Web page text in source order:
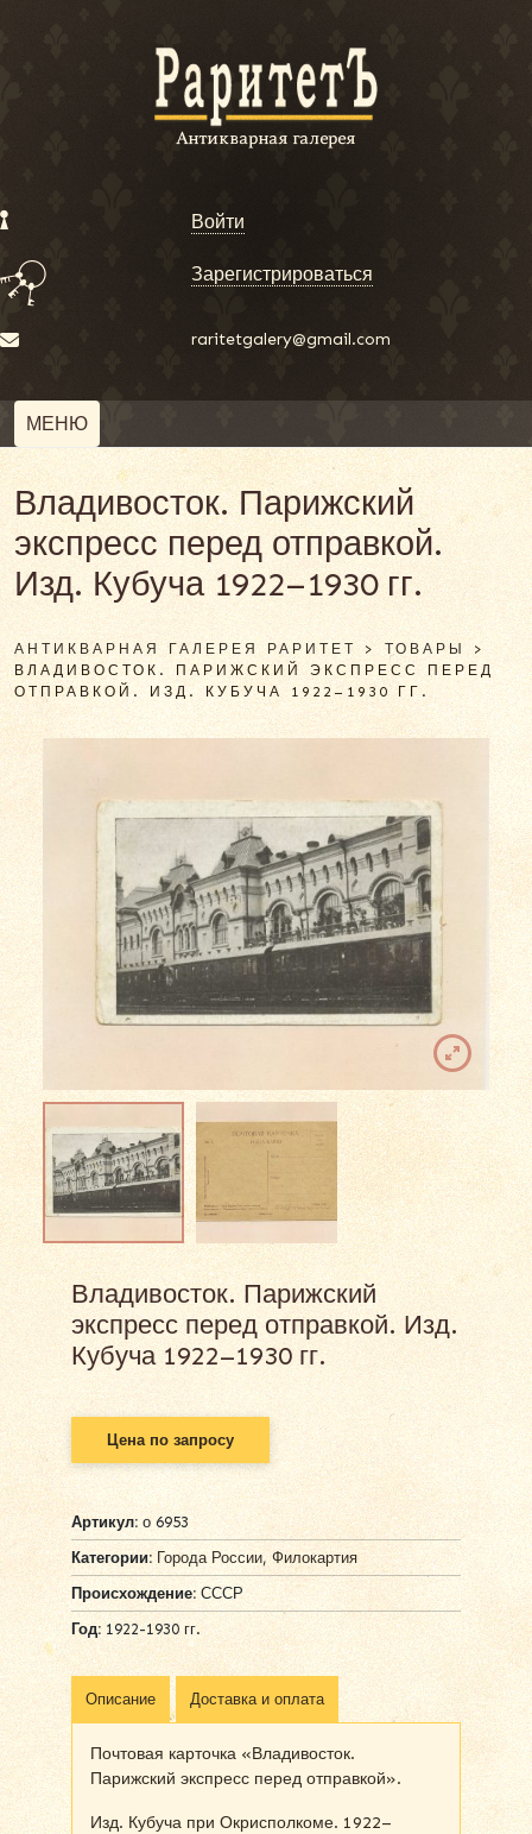
Войти
Зарегистрироваться
raritetgalery@gmail.com
МЕНЮ
Владивосток. Парижский
экспресс перед отправкой.
Изд. Кубуча 1922–1930 гг.
АНТИКВАРНАЯ ГАЛЕРЕЯ РАРИТЕТ >ТОВАРЫ >
ВЛАДИВОСТОК. ПАРИЖСКИЙ ЭКСПРЕСС ПЕРЕД
ОТПРАВКОЙ. ИЗД. КУБУЧА 1922–1930 ГГ.
Владивосток. Парижский
экспресс перед отправкой. Изд.
Кубуча 1922–1930 гг.
Цена по запросу
Артикул:о 6953
Категории: Города России, Филокартия
Происхождение: СССР
Год: 1922-1930 гг.
Описание Доставка и оплата
Почтовая карточка «Владивосток.
Парижский экспресс перед отправкой».
Изд. Кубуча при Окрисполкоме. 1922–